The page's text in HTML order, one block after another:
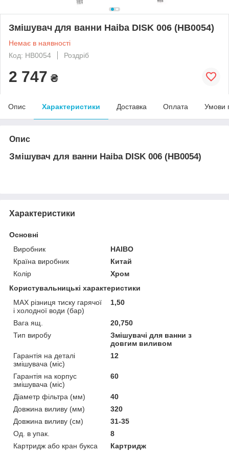
Змішувач для ванни Haiba DISK 006 (HB0054)
Немає в наявності
Код: HB0054
Роздріб
2 747 ₴
Опис Характеристики Доставка Оплата Умови
Опис
Змішувач для ванни Haiba DISK 006 (HB0054)
Характеристики
Основні
Виробник
HAIBO
Країна виробник
Китай
Колір
Хром
Користувальницькі характеристики
MAX різниця тиску гарячої
і холодної води (бар)
1,50
Вага ящ.
20,750
Тип виробу
Змішувачі для ванни з
довгим виливом
Гарантія на деталі
змішувача (міс)
12
Гарантія на корпус
змішувача (міс)
60
Діаметр фільтра (мм)
40
Довжина виливу (мм)
320
Довжина виливу (см)
31-35
Од. в упак.
8
Картридж або кран букса
Картридж